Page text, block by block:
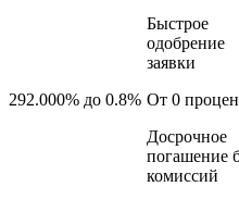
292.000% до 0.8%
Быстрое
одобрение
заявки
От 0
Досрочное
погашение
комиссий